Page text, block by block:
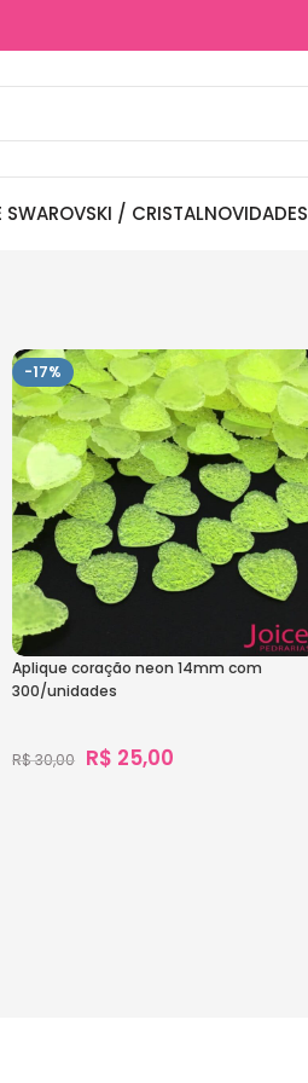
/ CRISTALNOVIDADES
-17%
Aplique coração neon 14mm com
300/unidades
R$30,00 R$ 25,00